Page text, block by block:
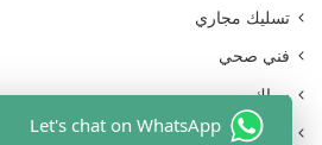
تسليك مجاري
فني صحي
سباك
ترکیب فلترLet's chat on WhatsApp